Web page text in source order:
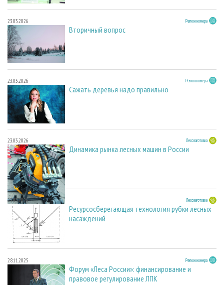
23.03.2026 Регион номера
Вторичный вопрос
23.03.2026 Регион номера
Сажать деревья надо правильно
23.03.2026 Лесозаготовка
Динамика рынка лесных машин в России
23.03.2026 Лесозаготовка
Ресурсосберегающая технология рубки лесных
насаждений
28.11.2025 Регион номера
Форум «Леса России»: финансирование и
правовое регулирование ЛПК